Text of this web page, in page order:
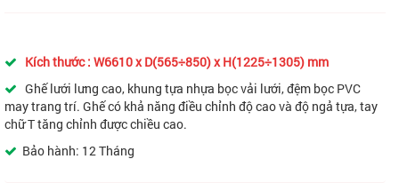
Kích thước : W6610 x D(565÷850) x H(1225÷1305) mm
Ghế lưới lưng cao, khung tựa nhựa bọc vải lưới, đệm bọc PVC
may trang trí. Ghế có khả năng điều chỉnh độ cao và độ ngả tựa, tay
chữ T tăng chỉnh được chiều cao.
Bảo hành: 12 Tháng